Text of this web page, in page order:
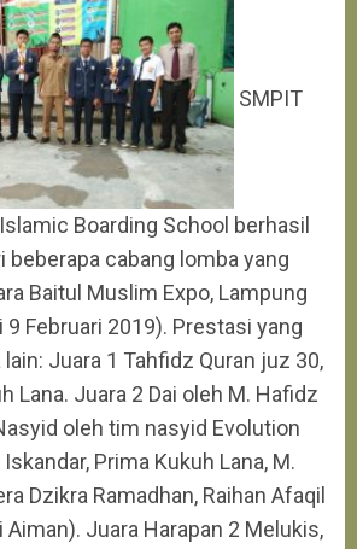
SMPIT
Boarding School berhasil
beberapa cabang lomba yang
Baitul Muslim Expo, Lampung
Februari 2019). Prestasi yang
Juara 1 Tahfidz Quran juz 30,
Lana. Juara 2 Dai oleh M. Hafidz
oleh tim nasyid Evolution
Prima Kukuh Lana, M.
Dzikra Ramadhan, Raihan Afaqil
Aiman). Juara Harapan 2 Melukis,